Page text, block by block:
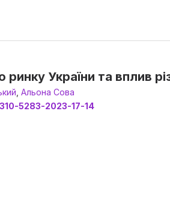
ринку України та вплив
Альона Сова
5283-2023-17-14